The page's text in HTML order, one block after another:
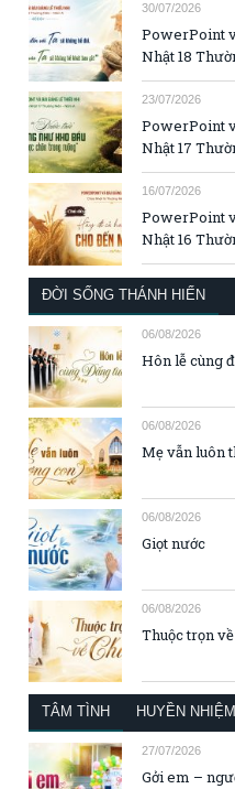
30/07/2026
PowerPoint
Nhật 18
23/07/2026
PowerPoint
Nhật 17
16/07/2026
PowerPoint
Nhật 16
ĐỜI SỐNG THÁNH HIẾN
06/08/2026
Hôn lễ cùng
06/08/2026
Mẹ vẫn luôn
06/08/2026
Giọt nước
06/08/2026
Thuộc trọn
TÂM TÌNH HUYỀN
27/07/2026
Gởi em –